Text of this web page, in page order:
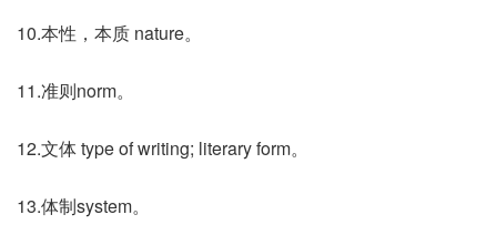
10.本性，本质 nature。
11.准则norm。
12.文体 type of writing; literary form。
13.体制system。